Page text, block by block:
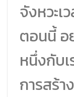
จังหวะเ
ตอนนี้ อ
หนึ่งกับเ
การสร้า